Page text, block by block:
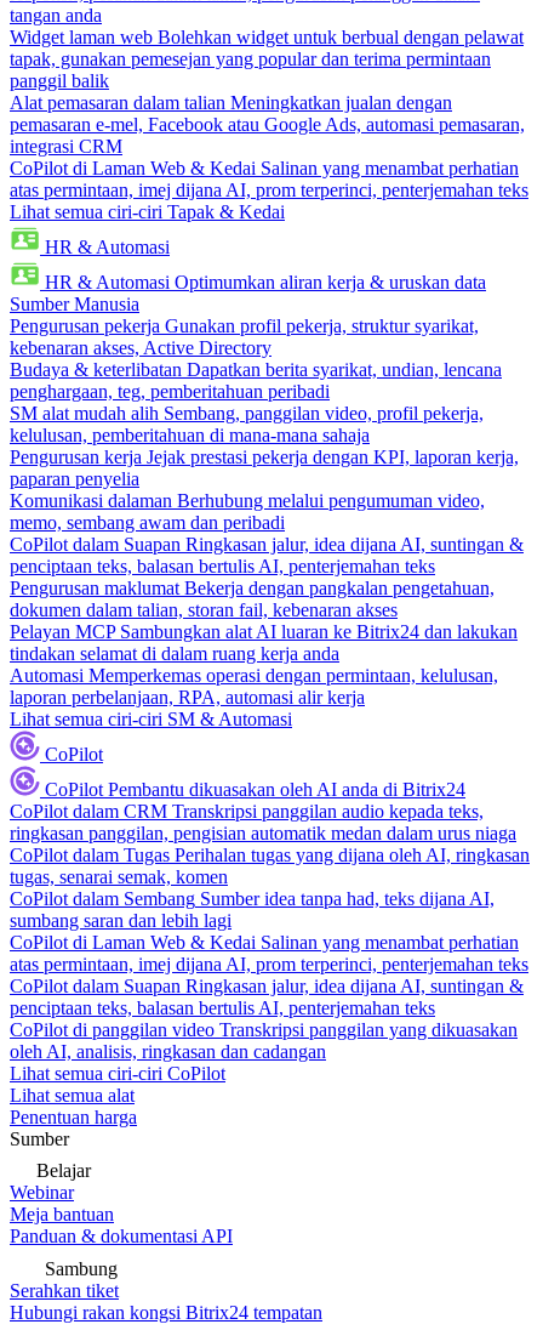
tangan anda
Widget laman web Bolehkan widget untuk berbual dengan pelawat
tapak, gunakan pemesejan yang popular dan terima permintaan
panggil balik
Alat pemasaran dalam talian Meningkatkan jualan dengan
pemasaran e-mel, Facebook atau Google Ads, automasi pemasaran,
integrasi CRM
CoPilot di Laman Web & Kedai Salinan yang menambat perhatian
atas permintaan, imej dijana AI, prom terperinci, penterjemahan teks
Lihat semua ciri-ciri Tapak & Kedai
HR & Automasi
HR & Automasi Optimumkan aliran kerja & uruskan data
Sumber Manusia
Pengurusan pekerja Gunakan profil pekerja, struktur syarikat,
kebenaran akses, Active Directory
Budaya & keterlibatan Dapatkan berita syarikat, undian, lencana
penghargaan, teg, pemberitahuan peribadi
SM alat mudah alih Sembang, panggilan video, profil pekerja,
kelulusan, pemberitahuan di mana-mana sahaja
Pengurusan kerja Jejak prestasi pekerja dengan KPI, laporan kerja,
paparan penyelia
Komunikasi dalaman Berhubung melalui pengumuman video,
memo, sembang awam dan peribadi
CoPilot dalam Suapan Ringkasan jalur, idea dijana AI, suntingan &
penciptaan teks, balasan bertulis AI, penterjemahan teks
Pengurusan maklumat Bekerja dengan pangkalan pengetahuan,
dokumen dalam talian, storan fail, kebenaran akses
Pelayan MCP Sambungkan alat AI luaran ke Bitrix24 dan lakukan
tindakan selamat di dalam ruang kerja anda
Automasi Memperkemas operasi dengan permintaan, kelulusan,
laporan perbelanjaan, RPA, automasi alir kerja
Lihat semua ciri-ciri SM & Automasi
CoPilot
CoPilot Pembantu dikuasakan oleh AI anda di Bitrix24
CoPilot dalam CRM Transkripsi panggilan audio kepada teks,
ringkasan panggilan, pengisian automatik medan dalam urus niaga
CoPilot dalam Tugas Perihalan tugas yang dijana oleh AI, ringkasan
tugas, senarai semak, komen
CoPilot dalam Sembang Sumber idea tanpa had, teks dijana AI,
sumbang saran dan lebih lagi
CoPilot di Laman Web & Kedai Salinan yang menambat perhatian
atas permintaan, imej dijana AI, prom terperinci, penterjemahan teks
CoPilot dalam Suapan Ringkasan jalur, idea dijana AI, suntingan &
penciptaan teks, balasan bertulis AI, penterjemahan teks
CoPilot di panggilan video Transkripsi panggilan yang dikuasakan
oleh AI, analisis, ringkasan dan cadangan
Lihat semua ciri-ciri CoPilot
Lihat semua alat
Penentuan harga
Sumber
Belajar
Webinar
Meja bantuan
Panduan & dokumentasi API
Sambung
Serahkan tiket
Hubungi rakan kongsi Bitrix24 tempatan